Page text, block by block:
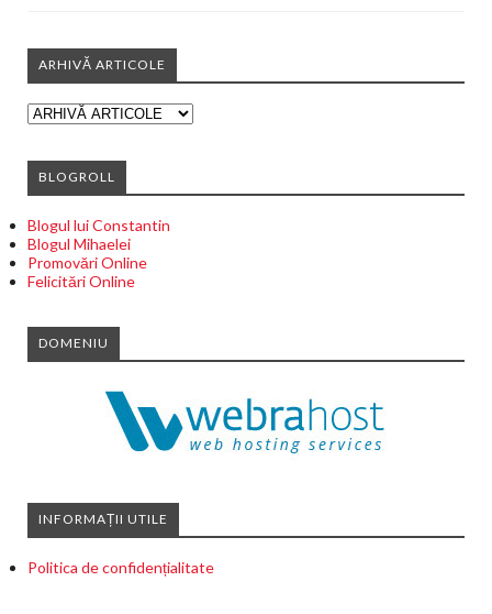
ARHIVĂ ARTICOLE
BLOGROLL
Blogul lui Constantin
Blogul Mihaelei
Promovări Online
Felicitări Online
DOMENIU
INFORMAȚII UTILE
Politica de confidențialitate